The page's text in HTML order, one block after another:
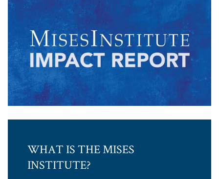
WHAT IS THE MISES
INSTITUTE?